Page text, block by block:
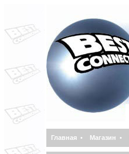
Главная • Магазин •